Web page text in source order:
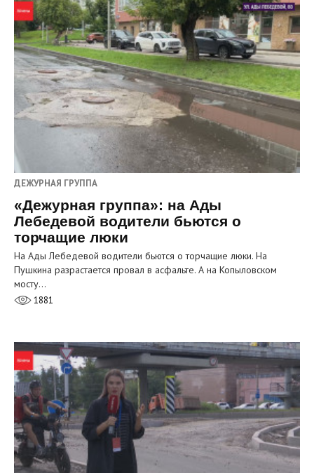
ДЕЖУРНАЯ ГРУППА
«Дежурная группа»: на Ады
Лебедевой водители бьются о
торчащие люки
На Ады Лебедевой водители бьются о торчащие люки. На
Пушкина разрастается провал в асфальте. А на Копыловском
мосту…
1881